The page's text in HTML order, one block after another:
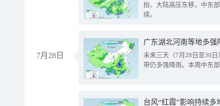
抬、大陆高压东移，中东
续。
7月28日
广东湖北河南等地多
未来三天（7月28日至30
带仍多强降雨。本周中东
台风“红霞”影响持续